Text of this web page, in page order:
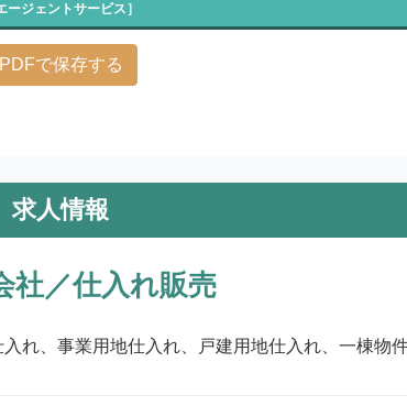
ージェントサービス］
PDFで保存する
求人情報
社／仕入れ販売
れ、事業用地仕入れ、戸建用地仕入れ、一棟物